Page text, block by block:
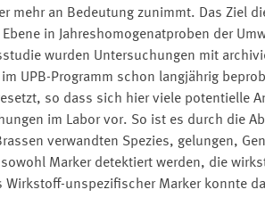
an Bedeutung zunimmt. Das Ziel
in Jahreshomogenatproben der
wurden Untersuchungen mit
UPB-Programm schon langjährig
so dass sich hier viele potentielle
im Labor vor. So ist es durch die
verwandten Spezies, gelungen,
Marker detektiert werden, die
unspezifischer Marker konnte